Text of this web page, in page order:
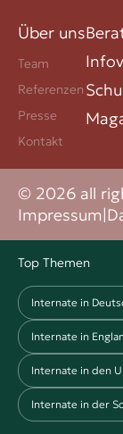
Über uns
Team
Referenzen
Presse
Kontakt
© 2026 all
Impressum|
Top Themen
Internate in
Internate in
Internate in den
Internate in der